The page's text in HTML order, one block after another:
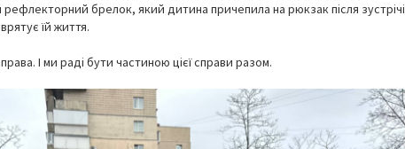
брелок, який дитина причепила на рюкзак після зустрічі
їй життя.
І ми раді бути частиною цієї справи разом.